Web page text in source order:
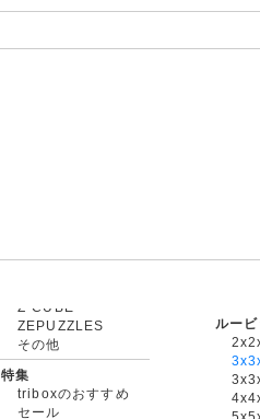
ZEPUZZLES
その他
特集
triboxのおすすめ
セール
ルー